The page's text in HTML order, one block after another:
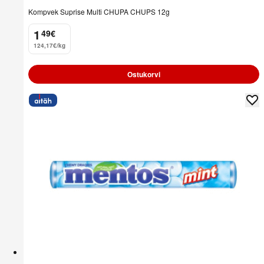
Kompvek Suprise Multi CHUPA CHUPS 12g
1
. 49€
124,17€/kg
Ostukorvi